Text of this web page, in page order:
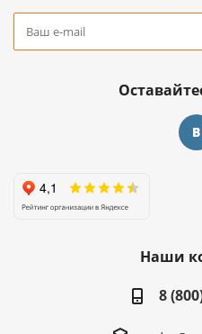
Наши
8